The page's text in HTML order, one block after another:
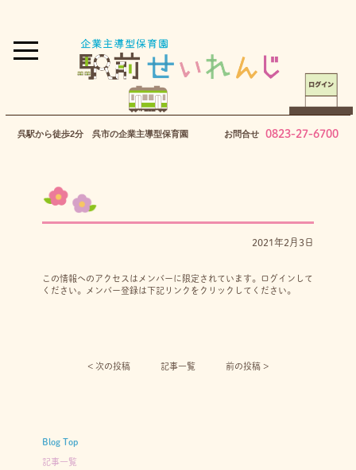
呉駅から徒歩2分 呉市の企業主導型保育園 お問合せ 0823-27-6700
2021年2月3日
この情報へのアクセスはメンバーに限定されています。ログインして
ください。メンバー登録は下記リンクをクリックしてください。
< 次の投稿︎ 記事一覧 前の投稿 >
Blog Top
記事一覧